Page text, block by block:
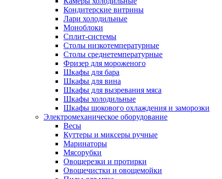
Кондитерские витрины
Лари холодильные
Моноблоки
Сплит-системы
Столы низкотемпературные
Столы среднетемпературные
Фризер для мороженого
Шкафы для бара
Шкафы для вина
Шкафы для вызревания мяса
Шкафы холодильные
Шкафы шокового охлаждения и заморозки
Электромеханическое оборудование
Весы
Куттеры и миксеры ручные
Маринаторы
Мясорубки
Овощерезки и протирки
Овощечистки и овощемойки